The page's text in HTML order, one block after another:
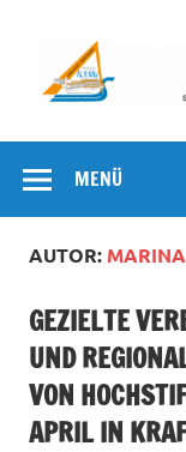
MENÜ
AUTOR:
GEZIELTE
UND
VON
APRIL IN